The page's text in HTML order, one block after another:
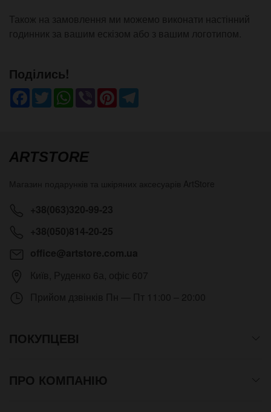
Також на замовлення ми можемо виконати настінний
годинник за вашим ескізом або з вашим логотипом.
Поділись!
Facebook
TwitterWhatsApp
ViberPinterest
ARTSTORE
ПОКУПЦЕВІ
ПРО КОМПАНІЮ